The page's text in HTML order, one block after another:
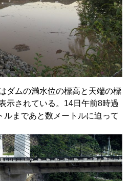
ダムの満水位の標高と天端の標
示されている。14日午前8時過
ルまであと数メートルに迫って